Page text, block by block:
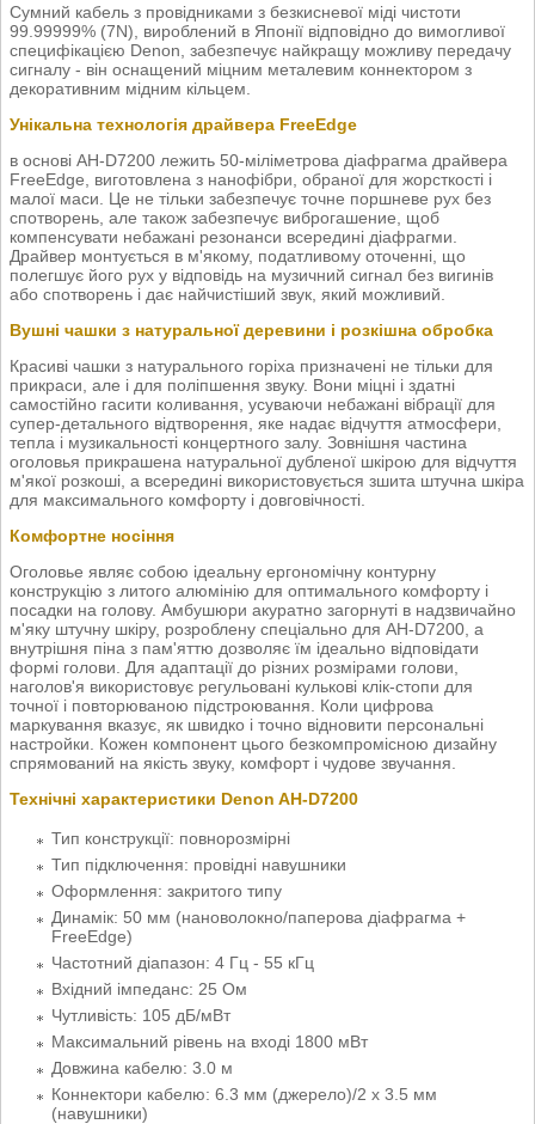
Сумний кабель з провідниками з безкисневої міді чистоти
99.99999% (7N), вироблений в Японії відповідно до вимогливої
специфікацією Denon, забезпечує найкращу можливу передачу
сигналу - він оснащений міцним металевим коннектором з
декоративним мідним кільцем.
Унікальна технологія драйвера FreeEdge
в основі AH-D7200 лежить 50-міліметрова діафрагма драйвера
FreeEdge, виготовлена з нанофібри, обраної для жорсткості і
малої маси. Це не тільки забезпечує точне поршневе рух без
спотворень, але також забезпечує виброгашение, щоб
компенсувати небажані резонанси всередині діафрагми.
Драйвер монтується в м'якому, податливому оточенні, що
полегшує його рух у відповідь на музичний сигнал без вигинів
або спотворень і дає найчистіший звук, який можливий.
Вушні чашки з натуральної деревини і розкішна обробка
Красиві чашки з натурального горіха призначені не тільки для
прикраси, але і для поліпшення звуку. Вони міцні і здатні
самостійно гасити коливання, усуваючи небажані вібрації для
супер-детального відтворення, яке надає відчуття атмосфери,
тепла і музикальності концертного залу. Зовнішня частина
оголовья прикрашена натуральної дубленої шкірою для відчуття
м'якої розкоші, а всередині використовується зшита штучна шкіра
для максимального комфорту і довговічності.
Комфортне носіння
Оголовье являє собою ідеальну ергономічну контурну
конструкцію з литого алюмінію для оптимального комфорту і
посадки на голову. Амбушюри акуратно загорнуті в надзвичайно
м'яку штучну шкіру, розроблену спеціально для AH-D7200, а
внутрішня піна з пам'яттю дозволяє їм ідеально відповідати
формі голови. Для адаптації до різних розмірами голови,
наголов'я використовує регульовані кулькові клік-стопи для
точної і повторюваною підстроювання. Коли цифрова
маркування вказує, як швидко і точно відновити персональні
настройки. Кожен компонент цього безкомпромісною дизайну
спрямований на якість звуку, комфорт і чудове звучання.
Технічні характеристики Denon AH-D7200
Тип конструкції: повнорозмірні
Тип підключення: провідні навушники
Оформлення: закритого типу
Динамік: 50 мм (нановолокно/паперова діафрагма +
FreeEdge)
Частотний діапазон: 4 Гц - 55 кГц
Вхідний імпеданс: 25 Ом
Чутливість: 105 дБ/мВт
Максимальний рівень на вході 1800 мВт
Довжина кабелю: 3.0 м
Коннектори кабелю: 6.3 мм (джерело)/2 х 3.5 мм
(навушники)